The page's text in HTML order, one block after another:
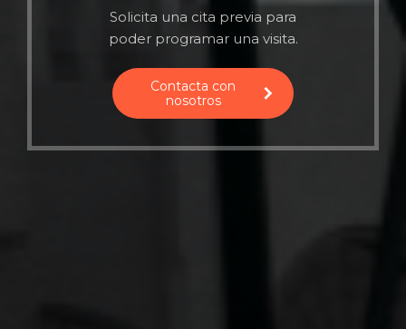
Solicita una cita previa para
poder programar una visita.
Contacta con
nosotros